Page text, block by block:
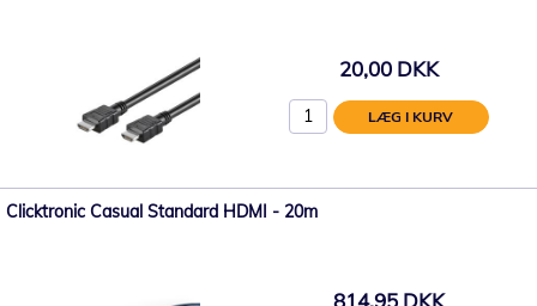
20,00 DKK
LÆG I KURV
Clicktronic Casual Standard HDMI - 20m
814,95 DKK